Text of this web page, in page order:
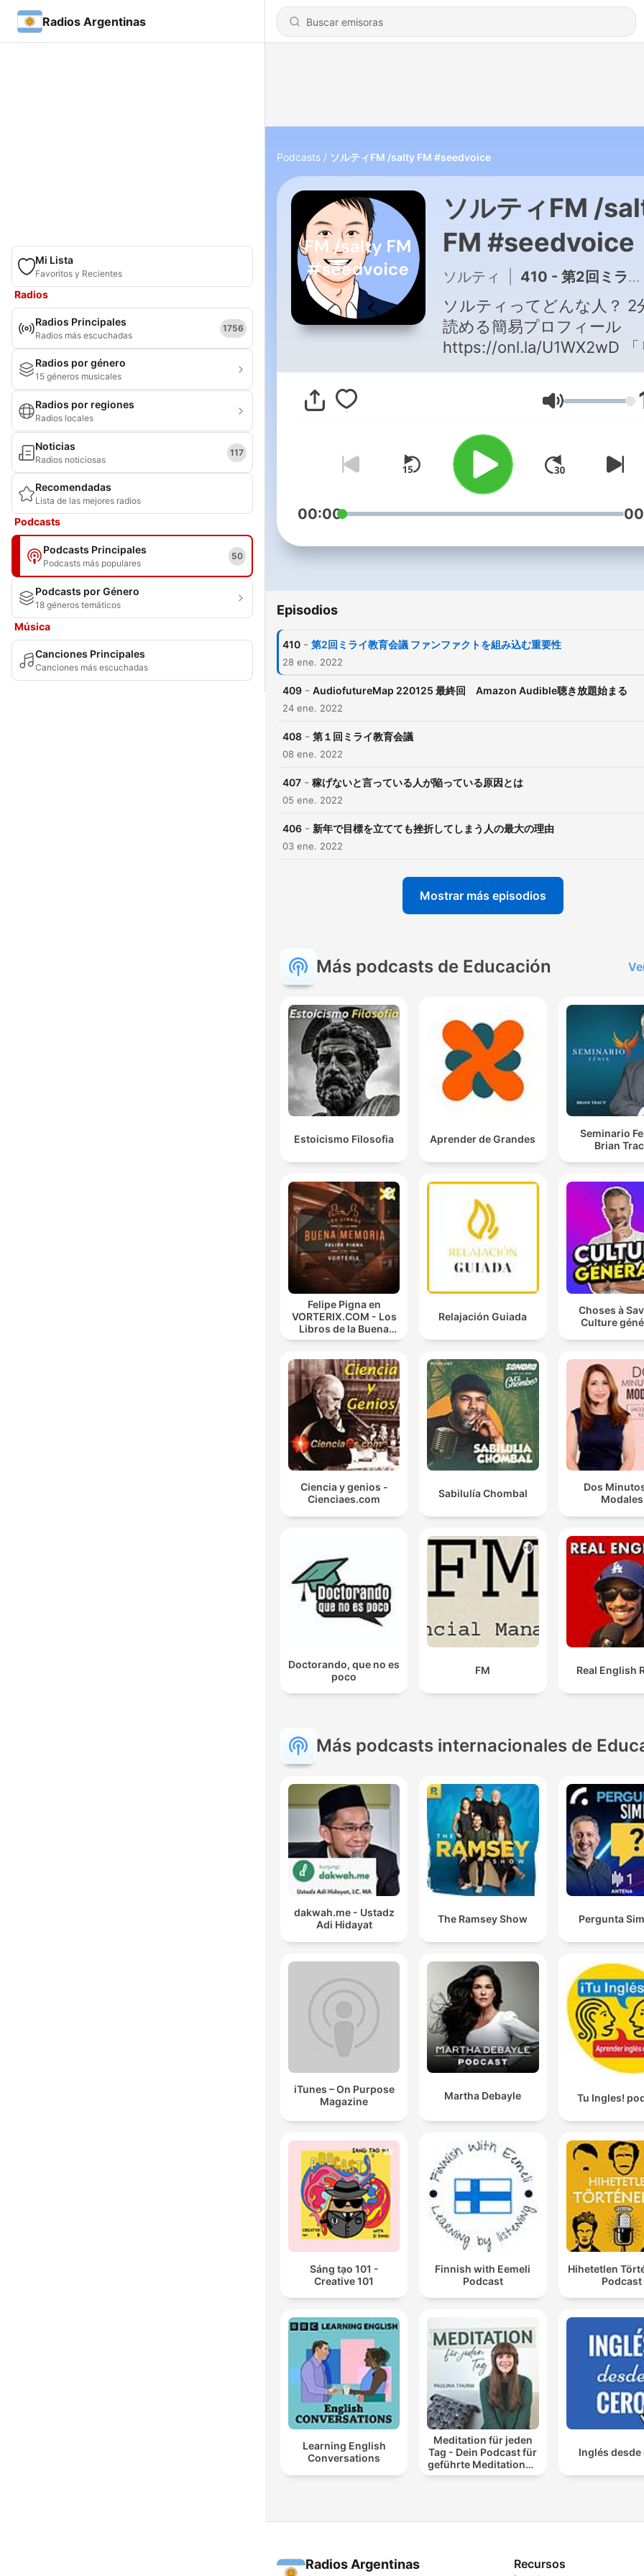
Radios Argentinas
Mi Lista
Favoritos y Recientes
Radios
Radios Principales
Radios más escuchadas
1756
Radios por género
15 géneros musicales
Radios por regiones
Radios locales
Noticias
Radios noticiosas
117
Recomendadas
Lista de las mejores radios
Podcasts
Podcasts Principales
Podcasts más populares
50
Podcasts por Género
18 géneros temáticos
Música
Canciones Principales
Canciones más escuchadas
Podcasts ソルティFM /salty FM #seedvoice
ソルティFM /
FM #seedvoice
ソルティ 410 - 第2回ミライ教育会議 ファンファクトを組み込む重要性
ソルティってどんな人？ 2
読める簡易プロフィール
https://onl.la/U1WX2wD 「リス
ナーさんの幸せの感受性を
ること」を配信🌱 ■ソルティと
サー/個人、商品、企業、地
プロジェクトetc プロデューサ
ー/会社経営/ジェラートマニ
3000個完食/日本一高いジ
ートプロデュース/🇮🇹王室
チング、古来からの教え、
とから【幸せの感受性をあ
す☺️ 音声配信コミュニティ
https://lin.ee/T7RwJtM ▷メル
https://48auto.biz/
https://twitter.com/
手に入る！【漫画】ペンの話
https://48auto.biz/
https://ameblo.jp/
Volumen
00:00
Episodios
410 - 第2回ミライ教育会議 ファンファクトを組み込む重要性
28 ene. 2022
409 - AudiofutureMap 220125 最終回 Amazon Audible聴き放題始まる
24 ene. 2022
408 - 第１回ミライ教育会議
08 ene. 2022
407 - 稼げないと言っている人が陥っている原因とは
05 ene. 2022
406 - 新年で目標を立てても挫折してしまう人の最大の理由
03 ene. 2022
Mostrar más episodios
Más podcasts de Educación
Estoicismo Filosofia Aprender de Grandes
Seminario
Brian
Felipe Pigna en
VORTERIX.COM - Los
Libros de la Buena
Memoria
Relajación Guiada
Choses à
Culture
Ciencia y genios -
Cienciaes.com
Sabilulía Chombal
Dos
Modales
Doctorando, que no es
poco
FM Real English
Más podcasts internacionales de
dakwah.me - Ustadz
Adi Hidayat
The Ramsey Show Pergunta
iTunes – On Purpose
Magazine
Martha Debayle Tu Ingles!
Sáng tạo 101 -
Creative 101
Finnish with Eemeli
Podcast
Hihetetlen
Podcast
Learning English
Conversations
Meditation für jeden
Tag - Dein Podcast für
geführte Meditationen
und Entspannung
Inglés desde
Radios Argentinas Recursos